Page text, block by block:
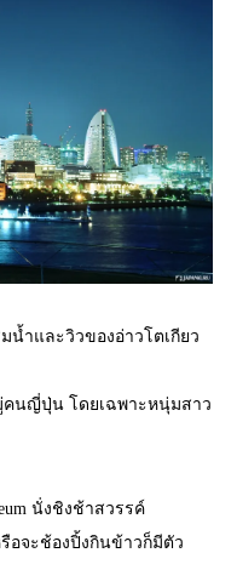
น้ำและวิวของอ่าวโตเกียว
คนญี่ปุ่น โดยเฉพาะหนุ่มสาว
นั่งชิงช้าสวรรค์
หรือจะช้องปิ้งกินข้าวก็มีตัว